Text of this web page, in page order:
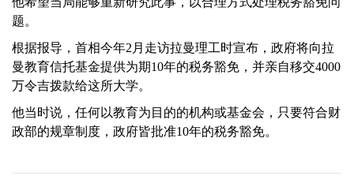
题。
根据报导，首相今年2月走访拉曼理工时宣布，政府将向拉
曼教育信托基金提供为期10年的税务豁免，并亲自移交4000
万令吉拨款给这所大学。
他当时说，任何以教育为目的的机构或基金会，只要符合财
政部的规章制度，政府皆批准10年的税务豁免。